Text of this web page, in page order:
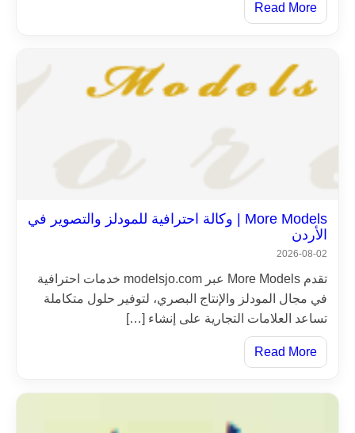
Read More
More Models | وكالة احترافية للمودلز والتصوير في
الأردن
2026-08-02
تقدم More Models عبر modelsjo.com خدمات احترافية
في مجال المودلز والإنتاج البصري، لتوفير حلول متكاملة
تساعد العلامات التجارية على إنشاء […]
Read More